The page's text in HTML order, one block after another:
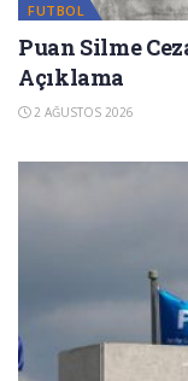
FUTBOL
Puan Silme
Açıklama
2 AĞUSTOS 2026